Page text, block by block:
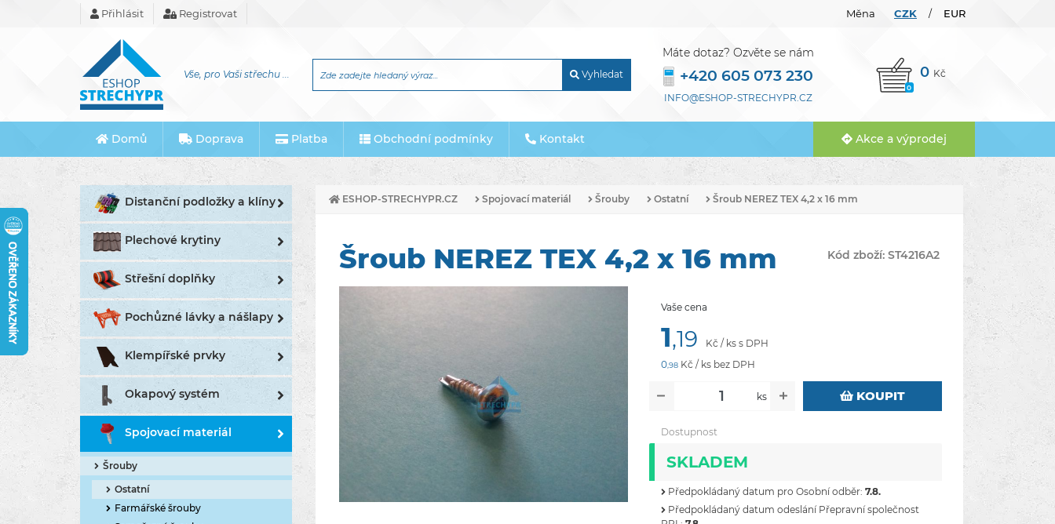
Přihlásit Registrovat CZK / EUR
Měna
Vše, pro Vaši střechu ... Vyhledat
Máte dotaz? Ozvěte se nám
+420 605 073 230
INFO@ESHOP-STRECHYPR.CZ
0
0 Kč
Domů Doprava Platba Obchodní podmínky Kontakt Akce a výprodej
Distanční podložky a klíny
Plechové krytiny
Střešní doplňky
Pochůzné lávky a nášlapy
Klempířské prvky
Okapový systém
Spojovací materiál
Šrouby
Ostatní
Farmářské šrouby
ESHOP-STRECHYPR.CZ Spojovací materiál Šrouby Ostatní Šroub NEREZ TEX 4,2 x 16 mm
Šroub NEREZ TEX 4,2 x 16 mm Kód zboží: ST4216A2
Vaše cena
1,19
Kč / ks s DPH
0,98 Kč / ks bez DPH
ks KOUPIT
Dostupnost
SKLADEM
Předpokládaný datum pro Osobní odběr: 7.8.
Předpokládaný datum odeslání Přepravní společnost